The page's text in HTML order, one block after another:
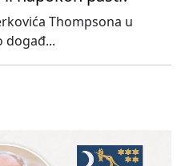
Thompsona u
događ...